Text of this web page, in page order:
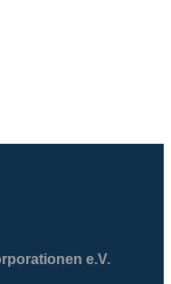
e.V.